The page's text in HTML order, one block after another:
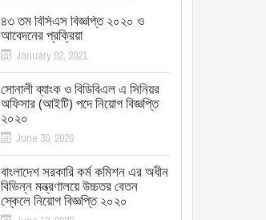
৪৩ তম বিসিএস বিজ্ঞপ্তি ২০২০ ও
আবেদনের প্রক্রিয়া
January 02, 2021
সোনালী ব্যাংক ও বিডিবিএল এ সিনিয়র
অফিসার (আইটি) পদে নিয়োগ বিজ্ঞপ্তি
২০২০
June 30, 2020
বাংলাদেশ সরকারি কর্ম কমিশন এর অধীন
বিভিন্ন মন্ত্রণালয়ে উচ্চতর বেতন
স্কেলে নিয়োগ বিজ্ঞপ্তি ২০২০